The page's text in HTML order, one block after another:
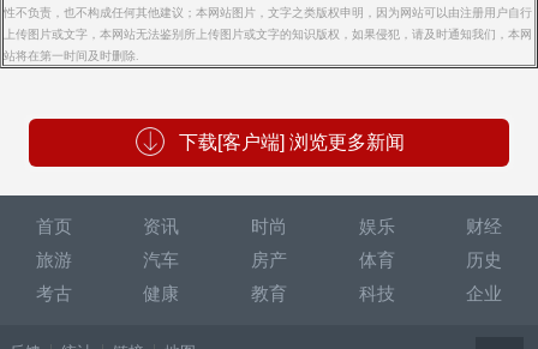
性不负责，也不构成任何其他建议；本网站图片，文字之类版权申明，因为网站可以由注册用户自行
上传图片或文字，本网站无法鉴别所上传图片或文字的知识版权，如果侵犯，请及时通知我们，本网
站将在第一时间及时删除.
下载[客户端] 浏览更多新闻
首页 资讯 时尚 娱乐
财经
旅游
汽车 房产 体育
历史
考古
健康 教育 科技 企业